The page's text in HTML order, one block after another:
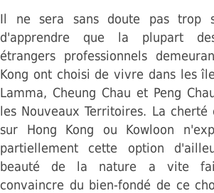
Il ne sera sans doute pas trop
d'apprendre que la plupart
étrangers professionnels
Kong ont choisi de vivre dans les
Lamma, Cheung Chau et Peng
les Nouveaux Territoires. La cherté
sur Hong Kong ou Kowloon
partiellement cette option
beauté de la nature a vite
convaincre du bien-fondé de ce